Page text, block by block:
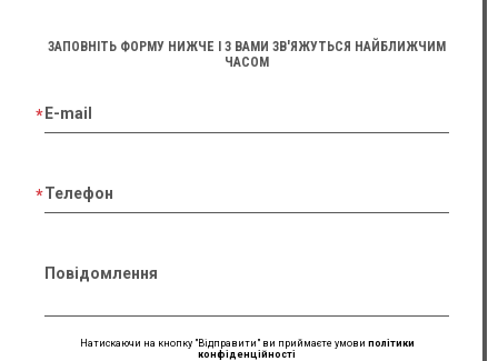
ЗАПОВНІТЬ ФОРМУ НИЖЧЕ І З ВАМИ ЗВ'ЯЖУТЬСЯ НАЙБЛИЖЧИМ
ЧАСОМ
E-mail
Телефон
Повідомлення
Натискаючи на кнопку "Відправити" ви приймаєте умови політики
конфіденційності